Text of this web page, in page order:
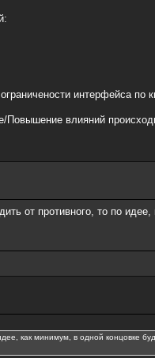
интерфейса по
влияний
от противного, то по
как минимум, в одной концовке